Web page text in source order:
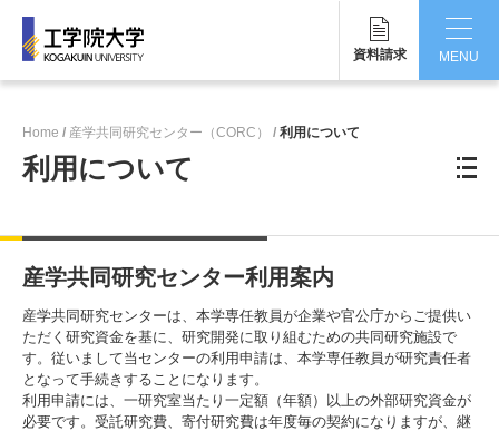
資料請求
MENU
研究・産学連携
就職・キャリア
Home 産学共同研究センター（CORC） 利用について
利用について
産学共同研究センター利用案内
産学共同研究センターは、本学専任教員が企業や官公庁からご提供い
ただく研究資金を基に、研究開発に取り組むための共同研究施設で
す。従いまして当センターの利用申請は、本学専任教員が研究責任者
となって手続きすることになります。
利用申請には、一研究室当たり一定額（年額）以上の外部研究資金が
必要です。受託研究費、寄付研究費は年度毎の契約になりますが、継